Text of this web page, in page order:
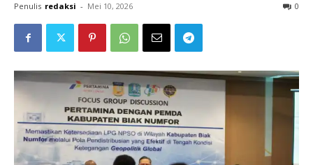
Penulis redaksi - Mei 10, 2026 0